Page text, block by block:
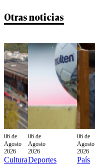
Otras noticias
06 de
Agosto
2026
Cultura
06 de
Agosto
2026
Deportes
06 de
Agosto
2026
País